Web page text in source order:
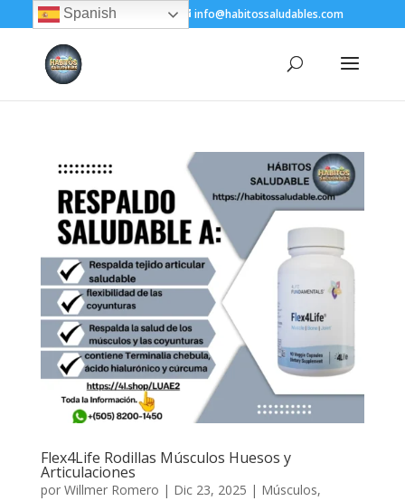
+(505) 8200-1450 info@habitossaludables.com
Flex4Life Rodillas Músculos Huesos y
Articulaciones
por Willmer Romero | Dic 23, 2025 | Músculos,
Spanish